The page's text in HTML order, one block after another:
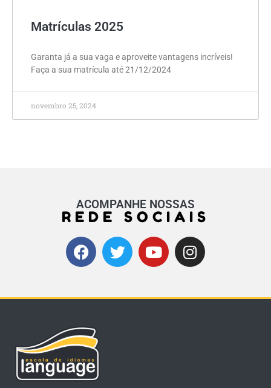
Matrículas 2025
Garanta já a sua vaga e aproveite vantagens incríveis!
Faça a sua matrícula até 21/12/2024
novembro 25, 2024
ACOMPANHE NOSSAS
REDE SOCIAIS